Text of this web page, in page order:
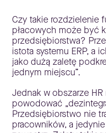
Czy takie rozdzielenie
płacowych może być
przedsiębiorstwa?
istota systemu ERP, a
jako dużą zaletę
jednym miejscu”.
Jednak w obszarze
powodować
Przedsiębiorstwo nie
pracowników, a